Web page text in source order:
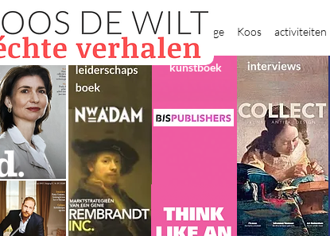
New Page Koos activiteiten
kunstboek